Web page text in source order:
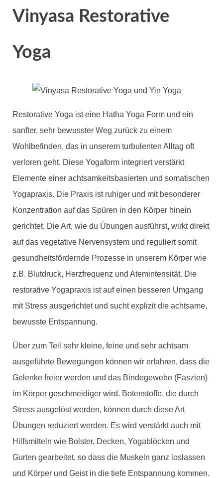
Vinyasa Restorative
Yoga
Restorative Yoga ist eine Hatha Yoga Form und ein
sanfter, sehr bewusster Weg zurück zu einem
Wohlbefinden, das in unserem turbulenten Alltag oft
verloren geht. Diese Yogaform integriert verstärkt
Elemente einer achtsamkeitsbasierten und somatischen
Yogapraxis. Die Praxis ist ruhiger und mit besonderer
Konzentration auf das Spüren in den Körper hinein
gerichtet. Die Art, wie du Übungen ausführst, wirkt direkt
auf das vegetative Nervensystem und reguliert somit
gesundheitsfördernde Prozesse in unserem Körper wie
z.B. Blutdruck, Herzfrequenz und Atemintensität. Die
restorative Yogapraxis ist auf einen besseren Umgang
mit Stress ausgerichtet und sucht explizit die achtsame,
bewusste Entspannung.
Über zum Teil sehr kleine, feine und sehr achtsam
ausgeführte Bewegungen können wir erfahren, dass die
Gelenke freier werden und das Bindegewebe (Faszien)
im Körper geschmeidiger wird. Botenstoffe, die durch
Stress ausgelöst werden, können durch diese Art
Übungen reduziert werden. Es wird verstärkt auch mit
Hilfsmitteln wie Bolster, Decken, Yogablöcken und
Gurten gearbeitet, so dass die Muskeln ganz loslassen
und Körper und Geist in die tiefe Entspannung kommen.